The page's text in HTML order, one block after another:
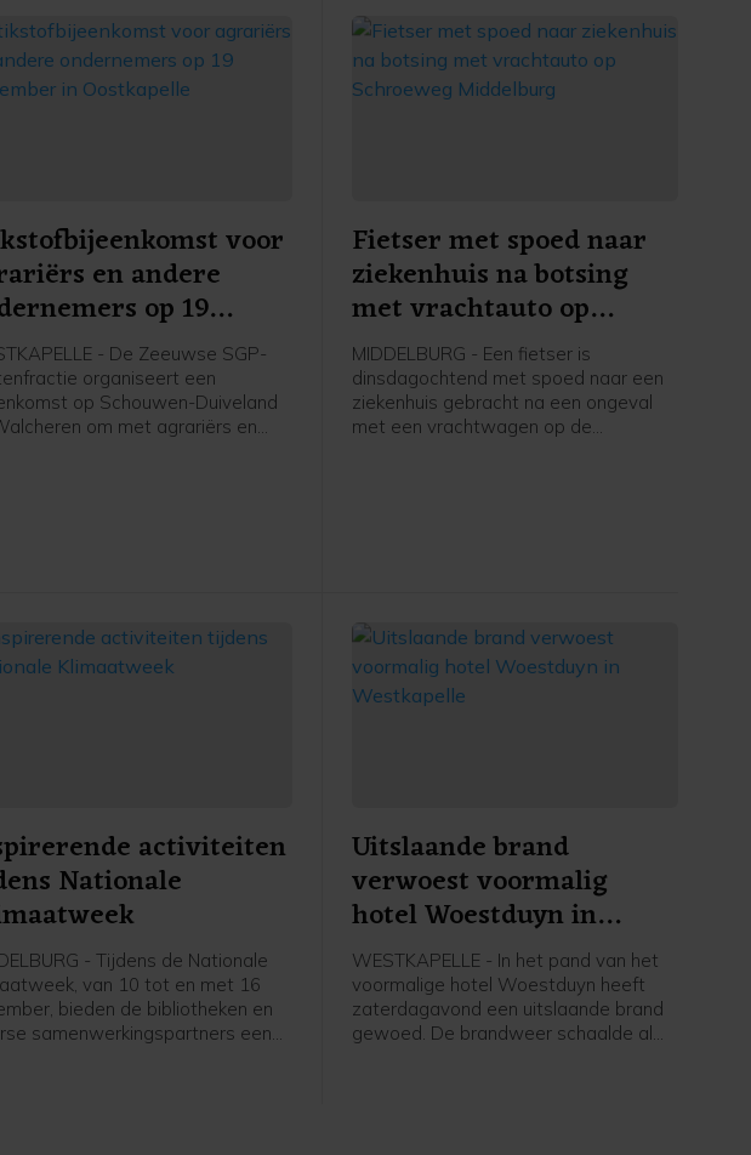
voor
en andere
op 19
in Oostkapelle
- De Zeeuwse SGP-
organiseert een
op Schouwen-Duiveland
om met agrariërs en
Fietser met spoed naar
ziekenhuis na botsing
met vrachtauto op
Schroeweg Middelburg
MIDDELBURG - Een fietser is
dinsdagochtend met spoed naar een
ziekenhuis gebracht na een ongeval
met een vrachtwagen op de
activiteiten
Nationale
- Tijdens de Nationale
van 10 tot en met 16
bieden de bibliotheken en
samenwerkingspartners een
Uitslaande brand
verwoest voormalig
hotel Woestduyn in
Westkapelle
WESTKAPELLE - In het pand van het
voormalige hotel Woestduyn heeft
zaterdagavond een uitslaande brand
gewoed. De brandweer schaalde al